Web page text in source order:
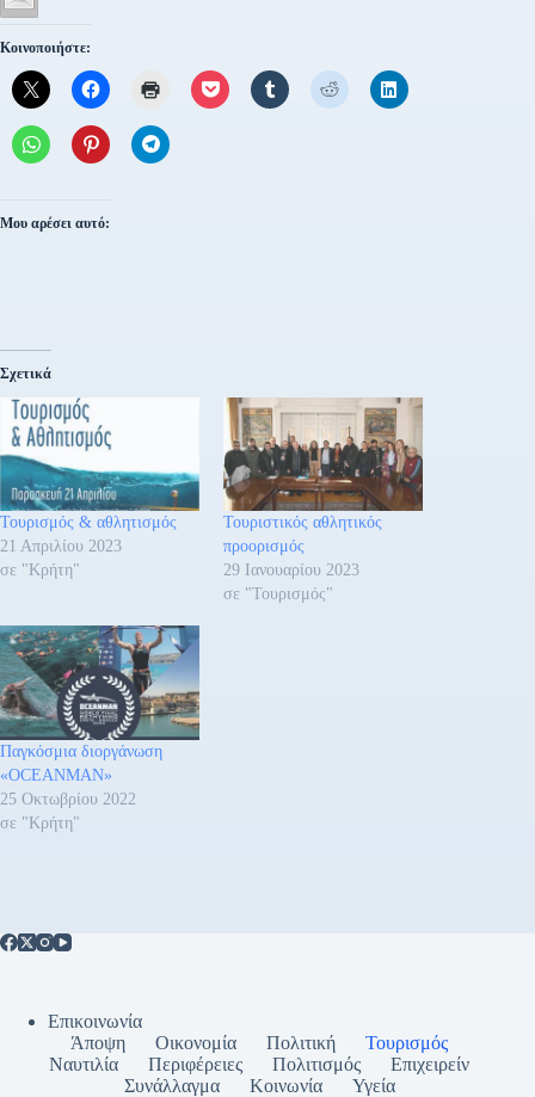
Κοινοποιήστε:
Μου αρέσει αυτό:
Σχετικά
Τουρισμός & αθλητισμός
21 Απριλίου 2023
σε "Κρήτη"
Τουριστικός αθλητικός
προορισμός
29 Ιανουαρίου 2023
σε "Τουρισμός"
Παγκόσμια διοργάνωση
«OCEANMAN»
25 Οκτωβρίου 2022
σε "Κρήτη"
Επικοινωνία
Άποψη
Οικονομία Πολιτική
Τουρισμός
Ναυτιλία
Περιφέρειες Πολιτισμός
Επιχειρείν
Συνάλλαγμα
Κοινωνία Υγεία